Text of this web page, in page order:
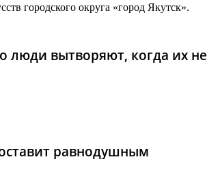
городского округа «город Якутск».
вытворяют, когда их
равнодушным